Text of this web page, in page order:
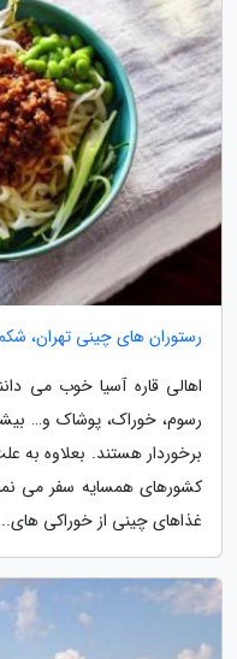
رستوران های چینی تهران،
اهالی قاره آسیا خوب می
رسوم، خوراک، پوشاک و…
برخوردار هستند. بعلاوه به
کشورهای همسایه سفر می
غذاهای چینی از خوراکی